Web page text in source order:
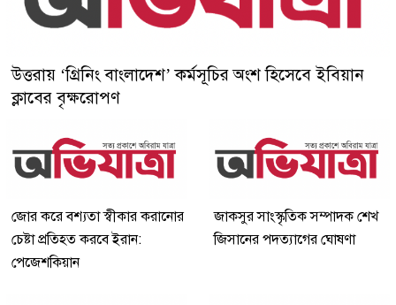
উত্তরায় ‘গ্রিনিং বাংলাদেশ’ কর্মসূচির অংশ হিসেবে ইবিয়ান
ক্লাবের বৃক্ষরোপণ
জোর করে বশ্যতা স্বীকার করানোর
চেষ্টা প্রতিহত করবে ইরান:
পেজেশকিয়ান
জাকসুর সাংস্কৃতিক সম্পাদক শেখ
জিসানের পদত্যাগের ঘোষণা